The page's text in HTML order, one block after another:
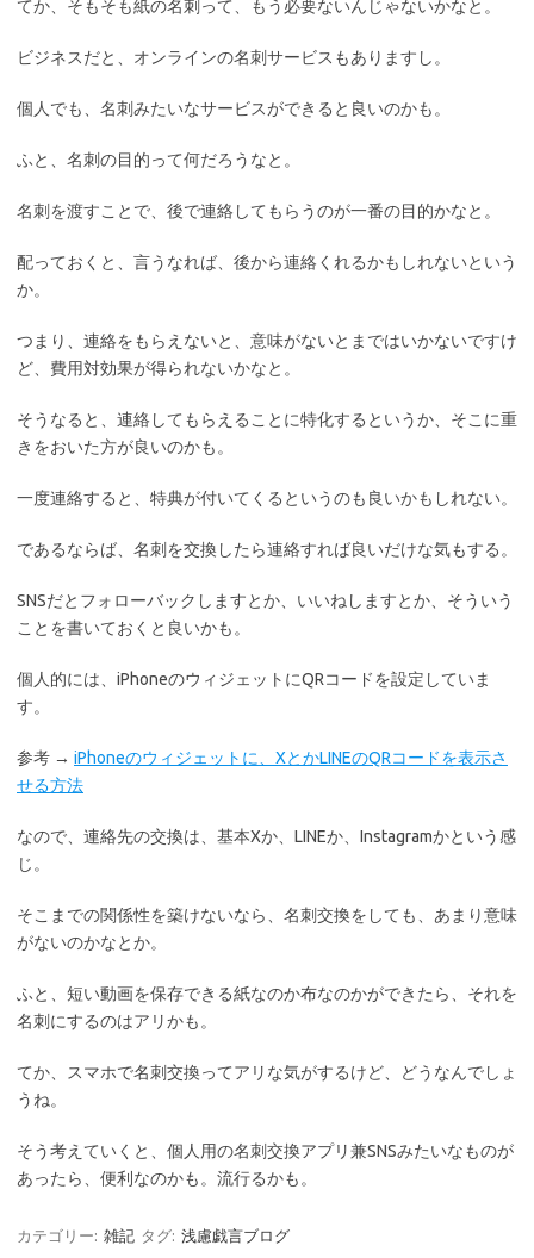
てか、そもそも紙の名刺って、もう必要ないんじゃないかなと。
ビジネスだと、オンラインの名刺サービスもありますし。
個人でも、名刺みたいなサービスができると良いのかも。
ふと、名刺の目的って何だろうなと。
名刺を渡すことで、後で連絡してもらうのが一番の目的かなと。
配っておくと、言うなれば、後から連絡くれるかもしれないという
か。
つまり、連絡をもらえないと、意味がないとまではいかないですけ
ど、費用対効果が得られないかなと。
そうなると、連絡してもらえることに特化するというか、そこに重
きをおいた方が良いのかも。
一度連絡すると、特典が付いてくるというのも良いかもしれない。
であるならば、名刺を交換したら連絡すれば良いだけな気もする。
SNSだとフォローバックしますとか、いいねしますとか、そういう
ことを書いておくと良いかも。
個人的には、iPhoneのウィジェットにQRコードを設定していま
す。
参考 → iPhoneのウィジェットに、XとかLINEのQRコードを表示さ
せる方法
なので、連絡先の交換は、基本Xか、LINEか、Instagramかという感
じ。
そこまでの関係性を築けないなら、名刺交換をしても、あまり意味
がないのかなとか。
ふと、短い動画を保存できる紙なのか布なのかができたら、それを
名刺にするのはアリかも。
てか、スマホで名刺交換ってアリな気がするけど、どうなんでしょ
うね。
そう考えていくと、個人用の名刺交換アプリ兼SNSみたいなものが
あったら、便利なのかも。流行るかも。
カテゴリー: 雑記 タグ: 浅慮戯言ブログ